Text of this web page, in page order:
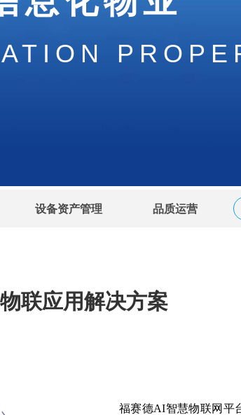
物联应用解决方案
福赛德AI智慧物联网平
设备资产管理 品质运营